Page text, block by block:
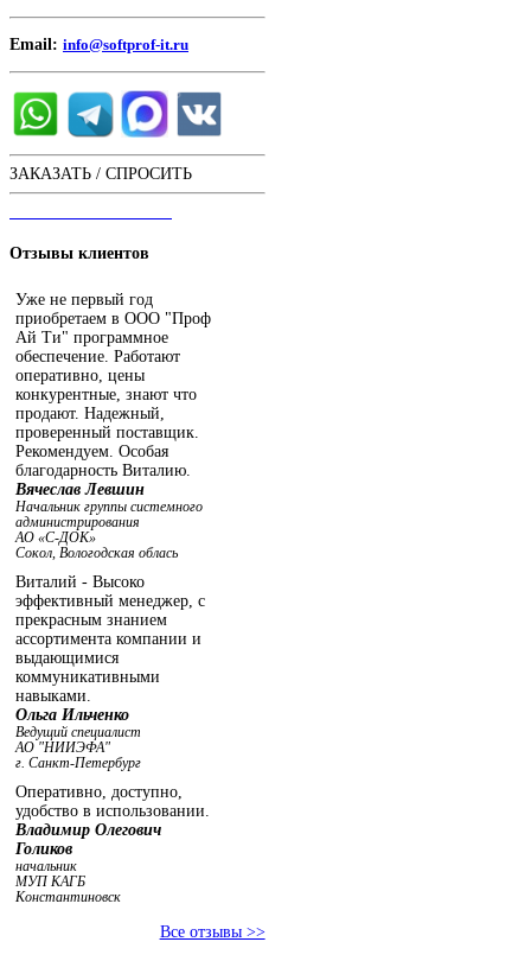
Email: info@softprof-it.ru
ЗАКАЗАТЬ / СПРОСИТЬ
Отзывы клиентов
Уже не первый год
приобретаем в ООО "Проф
Ай Ти" программное
обеспечение. Работают
оперативно, цены
конкурентные, знают что
продают. Надежный,
проверенный поставщик.
Рекомендуем. Особая
благодарность Виталию.
Вячеслав Левшин
Начальник группы системного
администрирования
АО «С-ДОК»
Сокол, Вологодская облась
Виталий - Высоко
эффективный менеджер, с
прекрасным знанием
ассортимента компании и
выдающимися
коммуникативными
навыками.
Ольга Ильченко
Ведущий специалист
АО "НИИЭФА"
г. Санкт-Петербург
Оперативно, доступно,
удобство в использовании.
Владимир Олегович
Голиков
начальник
МУП КАГБ
Константиновск
Все отзывы >>